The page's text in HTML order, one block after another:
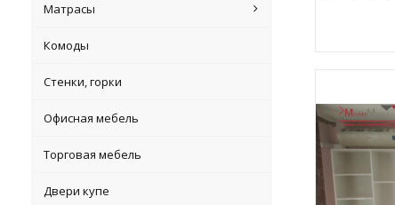
Матрасы
Комоды
Стенки, горки
Офисная мебель
Торговая мебель
Двери купе